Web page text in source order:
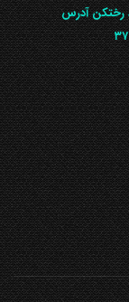
رختکن آدرس